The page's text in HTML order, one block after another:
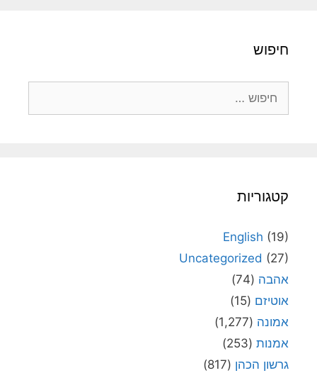
חיפוש
קטגוריות
English (19)
Uncategorized (27)
אהבה (74)
אוטיזם (15)
אמונה (1,277)
אמנות (253)
גרשון הכהן (817)